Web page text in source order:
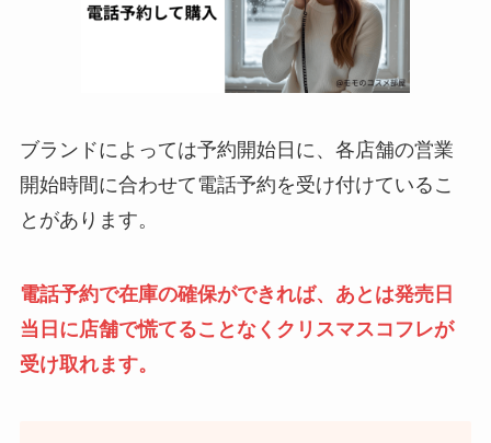
ブランドによっては予約開始日に、各店舗の営業
開始時間に合わせて電話予約を受け付けているこ
とがあります。
電話予約で在庫の確保ができれば、あとは発売日
当日に店舗で慌てることなくクリスマスコフレが
受け取れます。